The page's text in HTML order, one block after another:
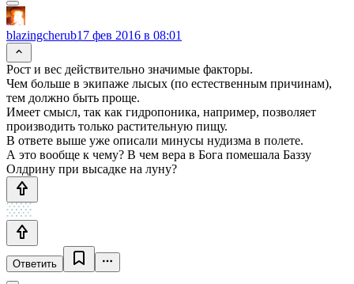
blazingcherub17 фев 2016 в 08:01
Рост и вес действительно значимые факторы.
Чем больше в экипаже лысых (по естественным причинам),
тем должно быть проще.
Имеет смысл, так как гидропоника, например, позволяет
производить только растительную пищу.
В ответе выше уже описали минусы нудизма в полете.
А это вообще к чему? В чем вера в Бога помешала Баззу
Олдрину при высадке на луну?
Ответить